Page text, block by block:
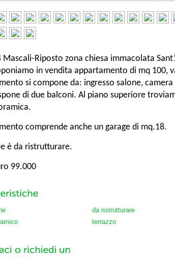
Mascali-Riposto zona chiesa immacolata
in vendita appartamento di mq 100,
si compone da: ingresso salone,
di due balconi. Al piano superiore
comprende anche un garage di mq.18.
è da ristrutturare.
99.000
da ristrutturare
terrazzo